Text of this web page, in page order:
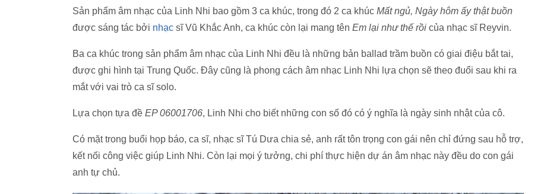
Sản phẩm âm nhạc của Linh Nhi bao gồm 3 ca khúc, trong đó 2 ca khúc Mất ngủ, Ngày hôm ấy thật buồn
được sáng tác bởi nhạc sĩ Vũ Khắc Anh, ca khúc còn lại mang tên Em lại như thế rồi của nhạc sĩ Reyvin.
Ba ca khúc trong sản phẩm âm nhạc của Linh Nhi đều là những bản ballad trầm buồn có giai điệu bắt tai,
được ghi hình tại Trung Quốc. Đây cũng là phong cách âm nhạc Linh Nhi lựa chọn sẽ theo đuổi sau khi ra
mắt với vai trò ca sĩ solo.
Lựa chọn tựa đề EP 06001706, Linh Nhi cho biết những con số đó có ý nghĩa là ngày sinh nhật của cô.
Có mặt trong buổi họp báo, ca sĩ, nhạc sĩ Tú Dưa chia sẻ, anh rất tôn trọng con gái nên chỉ đứng sau hỗ trợ,
kết nối công việc giúp Linh Nhi. Còn lại mọi ý tưởng, chi phí thực hiện dự án âm nhạc này đều do con gái
anh tự chủ.